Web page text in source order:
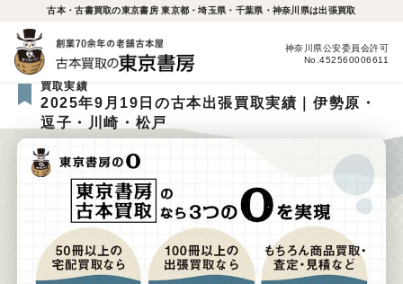
古本・古書買取の東京書房 東京都・埼玉県・千葉県・神奈川県は出張買取
神奈川県公安委員会許可
No.452560006611
買取実績
2025年9月19日の古本出張買取実績｜伊勢原・
逗子・川崎・松戸